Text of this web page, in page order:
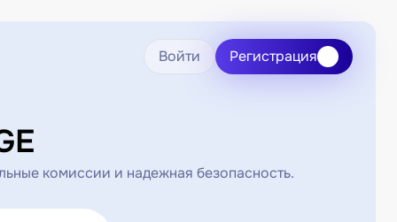
Войти Регистрация
комиссии и надежная безопасность.